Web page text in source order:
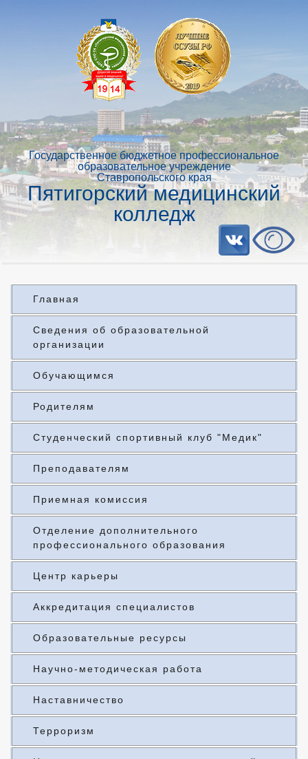
Государственное бюджетное профессиональное
образовательное учреждение
Ставропольского края
Пятигорский медицинский
колледж
Главная
Сведения об образовательной
организации
Обучающимся
Родителям
Студенческий спортивный клуб "Медик"
Преподавателям
Приемная комиссия
Отделение дополнительного
профессионального образования
Центр карьеры
Аккредитация специалистов
Образовательные ресурсы
Научно-методическая работа
Наставничество
Терроризм